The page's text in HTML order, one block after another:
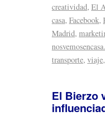
creatividad, El
casa, Facebook,
Madrid,
transporte, viaje,
El Bierzo